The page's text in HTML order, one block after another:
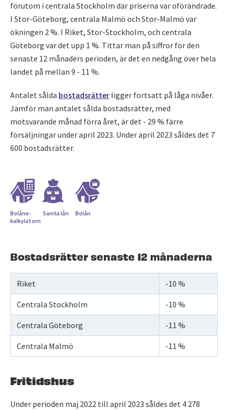
förutom i centrala Stockholm där priserna var oförändrade.
I Stor-Göteborg, centrala Malmö och Stor-Malmö var
ökningen 2 %. I Riket, Stor-Stockholm, och centrala
Göteborg var det upp 1 %. Tittar man på siffror för den
senaste 12 månaders perioden, är det en nedgång över hela
landet på mellan 9 - 11 %.
Antalet sålda bostadsrätter ligger fortsatt på låga nivåer.
Jämför man antalet sålda bostadsrätter, med
motsvarande månad förra året, är det - 29 % färre
försäljningar under april 2023. Under april 2023 såldes det 7
600 bostadsrätter.
Bolåne­
kalkylatorn
Samla lån Bolån
Bostadsrätter senaste 12 månaderna
Riket -10 %
Centrala Stockholm -10 %
Centrala Göteborg -11 %
Centrala Malmö -11 %
Fritidshus
Under perioden maj 2022 till april 2023 såldes det 4 278